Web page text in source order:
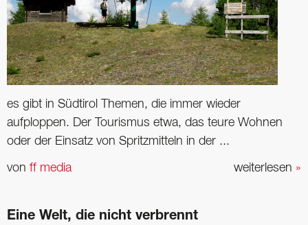
es gibt in Südtirol Themen, die immer wieder
aufploppen. Der Tourismus etwa, das teure Wohnen
oder der Einsatz von Spritzmitteln in der ...
weiterlesen »
von ff media
Eine Welt, die nicht verbrennt